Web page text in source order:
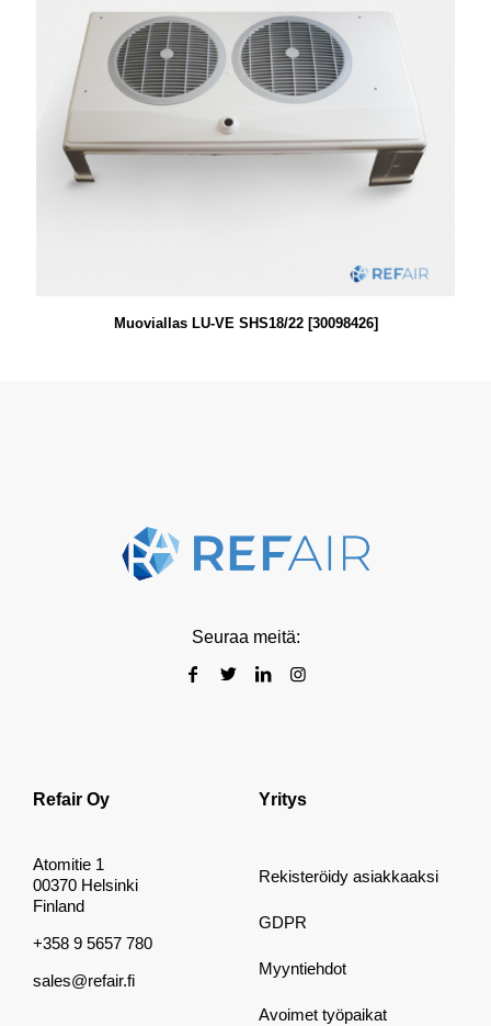
Muoviallas LU-VE SHS18/22 [30098426]
Seuraa meitä:
Refair Oy
Atomitie 1
00370 Helsinki
Finland
+358 9 5657 780
sales@refair.fi
Yritys
Rekisteröidy asiakkaaksi
GDPR
Myyntiehdot
Avoimet työpaikat